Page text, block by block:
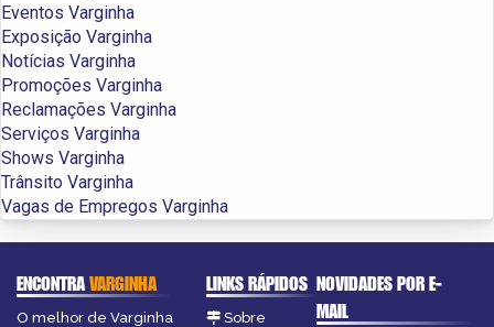
Eventos Varginha
Exposição Varginha
Notícias Varginha
Promoções Varginha
Reclamações Varginha
Serviços Varginha
Shows Varginha
Trânsito Varginha
Vagas de Empregos Varginha
ENCONTRAVARGINHA
O melhor de Varginha
LINKS RÁPIDOS
Sobre
NOVIDADES POR E-
MAIL